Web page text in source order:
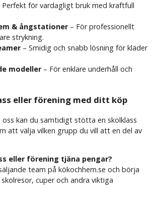
Perfekt för vardagligt bruk med kraftfull
& ångstationer– För professionellt
strykning.
– Smidig och snabb lösning för kläder
modeller– För enklare underhåll och
eller förening med ditt köp
oss kan du samtidigt stötta en skolklass
att välja vilken grupp du vill att en del av
eller förening tjäna pengar?
team på kökochhem.se och börja
cuper och andra viktiga